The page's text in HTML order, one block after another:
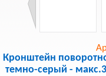
Кронштейн
темно-серый -